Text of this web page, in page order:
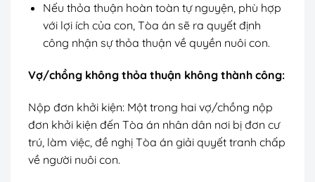
Nếu thỏa thuận hoàn toàn tự nguyện, phù hợp
với lợi ích của con, Tòa án sẽ ra quyết định
công nhận sự thỏa thuận về quyền nuôi con.
Vợ/chồng không thỏa thuận không thành công:
Nộp đơn khởi kiện: Một trong hai vợ/chồng nộp
đơn khởi kiện đến Tòa án nhân dân nơi bị đơn cư
trú, làm việc, đề nghị Tòa án giải quyết tranh chấp
về người nuôi con.